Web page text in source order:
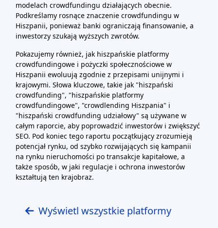
modelach crowdfundingu działających obecnie.
Podkreślamy rosnące znaczenie crowdfundingu w
Hiszpanii, ponieważ banki ograniczają finansowanie, a
inwestorzy szukają wyższych zwrotów.
Pokazujemy również, jak hiszpańskie platformy
crowdfundingowe i pożyczki społecznościowe w
Hiszpanii ewoluują zgodnie z przepisami unijnymi i
krajowymi. Słowa kluczowe, takie jak "hiszpański
crowdfunding", "hiszpańskie platformy
crowdfundingowe", "crowdlending Hiszpania" i
"hiszpański crowdfunding udziałowy" są używane w
całym raporcie, aby poprowadzić inwestorów i zwiększyć
SEO. Pod koniec tego raportu początkujący zrozumieją
potencjał rynku, od szybko rozwijających się kampanii
na rynku nieruchomości po transakcje kapitałowe, a
także sposób, w jaki regulacje i ochrona inwestorów
kształtują ten krajobraz.
Wyświetl wszystkie platformy